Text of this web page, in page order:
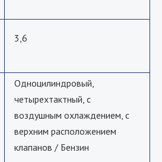
3,6
Одноцилиндровый,
четырехтактный, с
воздушным охлаждением, с
верхним расположением
клапанов / Бензин